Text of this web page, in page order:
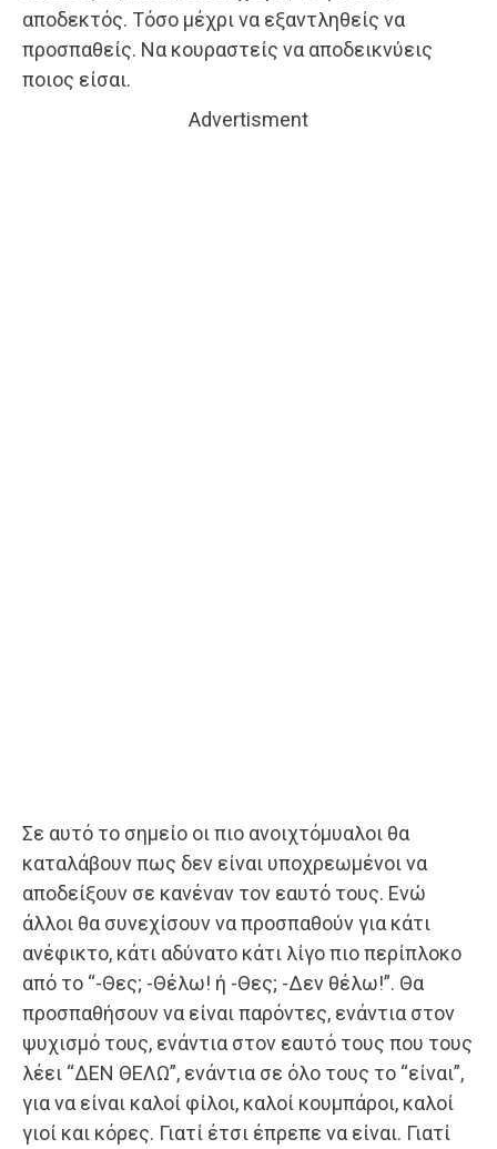
αποδεκτός. Τόσο μέχρι να εξαντληθείς να
προσπαθείς. Να κουραστείς να αποδεικνύεις
ποιος είσαι.
Advertisment
Σε αυτό το σημείο οι πιο ανοιχτόμυαλοι θα
καταλάβουν πως δεν είναι υποχρεωμένοι να
αποδείξουν σε κανέναν τον εαυτό τους. Ενώ
άλλοι θα συνεχίσουν να προσπαθούν για κάτι
ανέφικτο, κάτι αδύνατο κάτι λίγο πιο περίπλοκο
από το “-Θες; -Θέλω! ή -Θες; -Δεν θέλω!”. Θα
προσπαθήσουν να είναι παρόντες, ενάντια στον
ψυχισμό τους, ενάντια στον εαυτό τους που τους
λέει “ΔΕΝ ΘΕΛΩ”, ενάντια σε όλο τους το “είναι”,
για να είναι καλοί φίλοι, καλοί κουμπάροι, καλοί
γιοί και κόρες. Γιατί έτσι έπρεπε να είναι. Γιατί